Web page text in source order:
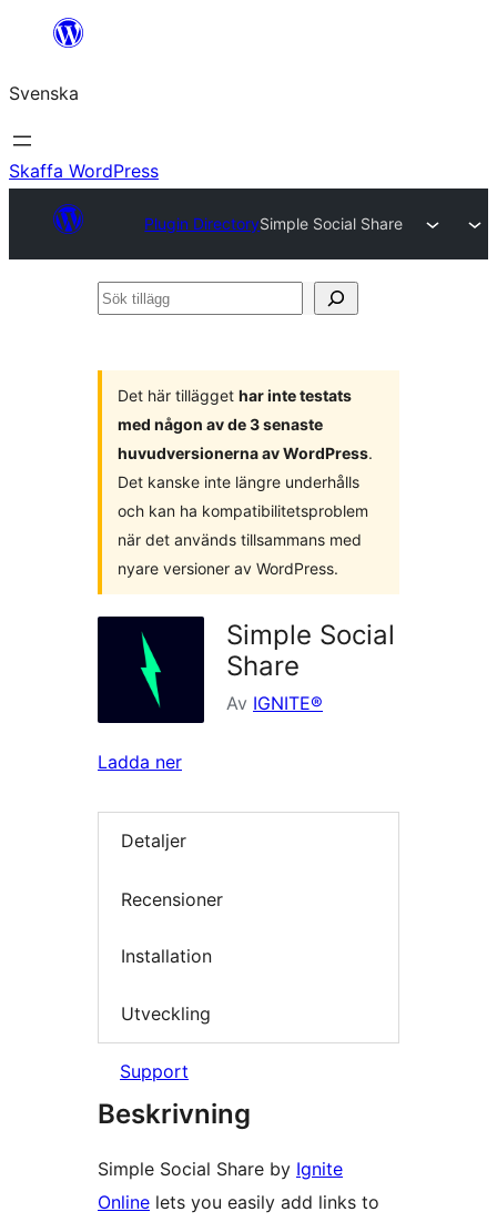
Hoppa
innehåll
Svenska
Skaffa WordPress
Plugin DirectorySimple Social Share
Sök
Det här tillägget har inte testats
med någon av de 3 senaste
huvudversionerna av WordPress.
Det kanske inte längre underhålls
och kan ha kompatibilitetsproblem
när det används tillsammans med
nyare versioner av WordPress.
Simple Social
Share
Av IGNITE®
Ladda ner
Detaljer
Recensioner
Installation
Utveckling
Support
Beskrivning
Simple Social Share by Ignite
Online lets you easily add links to